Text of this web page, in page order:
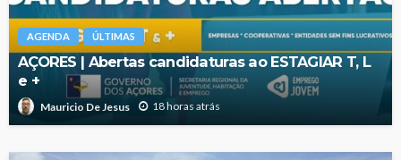
AGENDA ÚLTIMAS
AÇORES | Abertas candidaturas ao ESTAGIAR T, L
e +
Mauricio De Jesus 18 horas atrás